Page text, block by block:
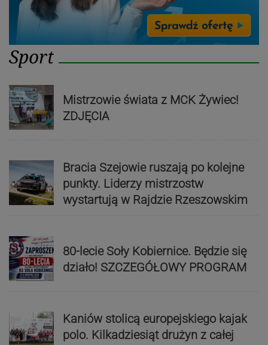
Sport
Mistrzowie świata z MCK Żywiec!
ZDJĘCIA
Bracia Szejowie ruszają po kolejne
punkty. Liderzy mistrzostw
wystartują w Rajdzie Rzeszowskim
80-lecie Soły Kobiernice. Będzie się
działo! SZCZEGÓŁOWY PROGRAM
Kaniów stolicą europejskiego kajak
polo. Kilkadziesiąt drużyn z całej